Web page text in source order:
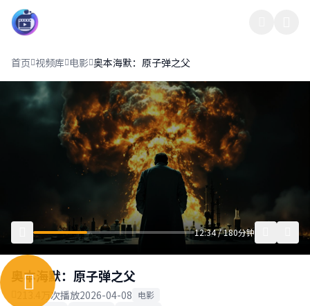
首页 视频库 电影 奥本海默：原子弹之父
12:34 / 180分钟
奥本海默：原子弹之父
213.4万次播放2026-04-08 电影